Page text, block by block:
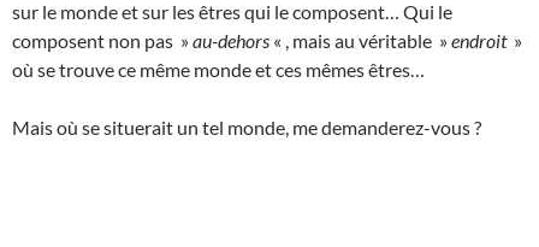
sur le monde et sur les êtres qui le composent… Qui le
composent non pas »au-dehors « , mais au véritable »endroit »
où se trouve ce même monde et ces mêmes êtres…
Mais où se situerait un tel monde, me demanderez-vous ?